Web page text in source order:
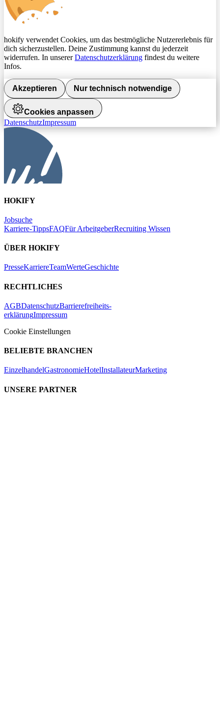
hokify verwendet Cookies, um das bestmögliche Nutzererlebnis für
dich sicherzustellen. Deine Zustimmung kannst du jederzeit
widerrufen. In unsererDatenschutzerklärung findest du weitere
Infos.
Akzeptieren Nur technisch notwendige
Cookies anpassen
DatenschutzImpressum
HOKIFY
Jobsuche
Karriere-TippsFAQFür ArbeitgeberRecruiting Wissen
ÜBER HOKIFY
PresseKarriereTeamWerteGeschichte
RECHTLICHES
AGBDatenschutzBarrierefreiheits-
erklärungImpressum
Cookie Einstellungen
BELIEBTE BRANCHEN
EinzelhandelGastronomieHotelInstallateurMarketing
UNSERE PARTNER